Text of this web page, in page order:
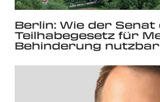
Berlin: Wie der Senat
Teilhabegesetz für
Behinderung